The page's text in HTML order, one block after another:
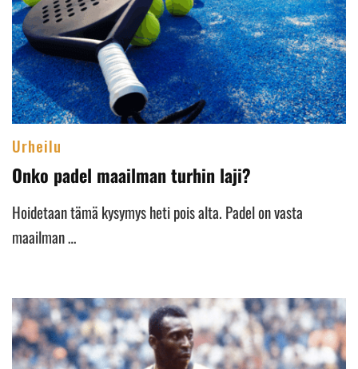
Urheilu
Onko padel maailman turhin laji?
Hoidetaan tämä kysymys heti pois alta. Padel on vasta
maailman …